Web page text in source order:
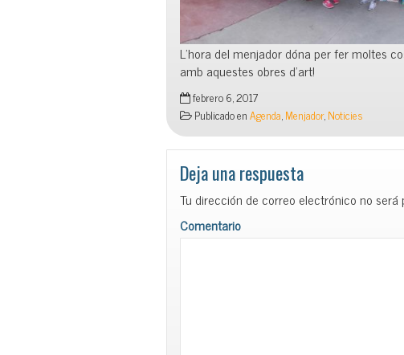
L’hora del menjador dóna per fer moltes
amb aquestes obres d’art!
febrero 6, 2017
Publicado enAgenda,Menjador,Noticies
Deja una respuesta
Tu dirección de correo electrónico no será
Comentario